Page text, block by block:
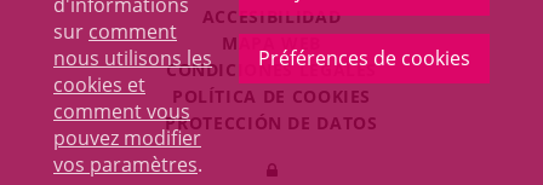
sur comment
nous utilisons les
cookies et
comment vous
pouvez modifier
vos paramètres.
Préférences de cookies
UNA
APLICACIÓN
EXTERNA.
UNA
APLICACIÓN
EXTERNA.
UNA
APLICACIÓN
EXTERNA.
ACCESIBILIDAD
MAPA WEB
CONDICIONES LEGALES
POLÍTICA DE COOKIES
PROTECCIÓN DE DATOS
Iniciar